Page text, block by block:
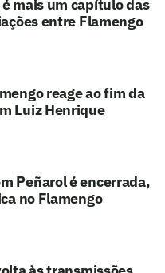
mais um capítulo das
entre Flamengo
reage ao fim da
Luiz Henrique
Peñarol é encerrada,
no Flamengo